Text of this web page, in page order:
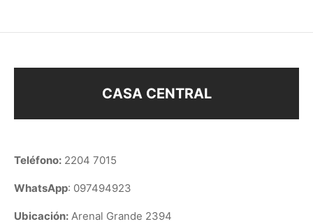
CASA CENTRAL
Teléfono: 2204 7015
WhatsApp: 097494923
Ubicación: Arenal Grande 2394